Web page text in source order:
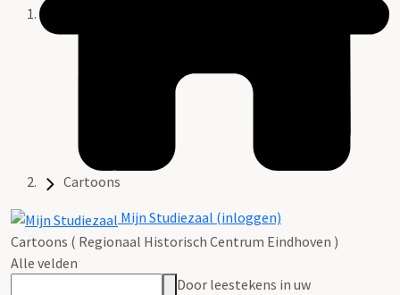
Cartoons
Mijn Studiezaal (inloggen)
Cartoons ( Regionaal Historisch Centrum Eindhoven )
Alle velden
Door leestekens in uw